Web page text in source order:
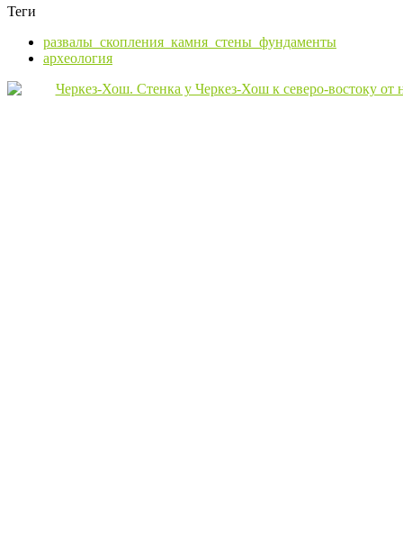
Теги
развалы_скопления_камня_стены_фундаменты
археология